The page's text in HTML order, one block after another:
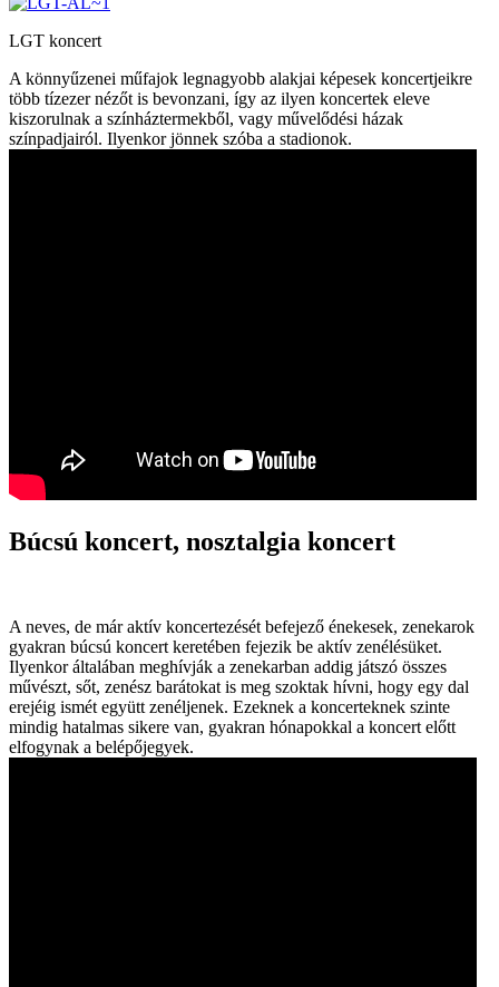
LGT koncert
A könnyűzenei műfajok legnagyobb alakjai képesek koncertjeikre
több tízezer nézőt is bevonzani, így az ilyen koncertek eleve
kiszorulnak a színháztermekből, vagy művelődési házak
színpadjairól. Ilyenkor jönnek szóba a stadionok.
Búcsú koncert, nosztalgia koncert
A neves, de már aktív koncertezését befejező énekesek, zenekarok
gyakran búcsú koncert keretében fejezik be aktív zenélésüket.
Ilyenkor általában meghívják a zenekarban addig játszó összes
művészt, sőt, zenész barátokat is meg szoktak hívni, hogy egy dal
erejéig ismét együtt zenéljenek. Ezeknek a koncerteknek szinte
mindig hatalmas sikere van, gyakran hónapokkal a koncert előtt
elfogynak a belépőjegyek.